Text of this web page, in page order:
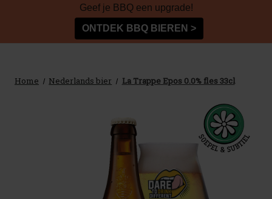
Geef je BBQ een upgrade!
ONTDEK BBQ BIEREN >
Home Nederlands bier La Trappe Epos 0.0% fles 33cl